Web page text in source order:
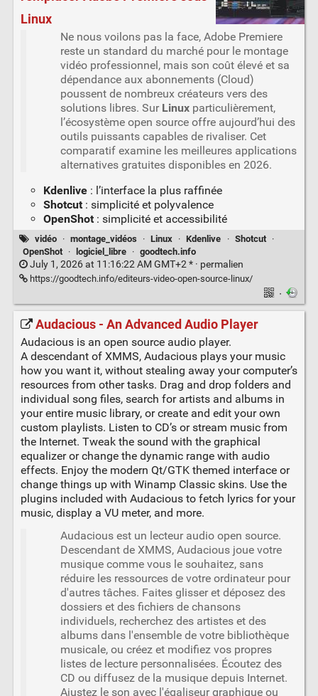
Linux
Ne nous voilons pas la face, Adobe Premiere
reste un standard du marché pour le montage
vidéo professionnel, mais son coût élevé et sa
dépendance aux abonnements (Cloud)
poussent de nombreux créateurs vers des
solutions libres. Sur Linuxparticulièrement,
l’écosystème open source offre aujourd’hui des
outils puissants capables de rivaliser. Cet
comparatif examine les meilleures applications
alternatives gratuites disponibles en 2026.
Kdenlive: l’interface la plus raffinée
Shotcut: simplicité et polyvalence
OpenShot: simplicité et accessibilité
vidéo · montage_vidéos · Linux · Kdenlive · Shotcut
·
OpenShot
· logiciel_libre · goodtech.info
July 1, 2026 at 11:16:22 AM GMT+2 * · permalien
https://goodtech.info/editeurs-video-open-source-linux/
·
Audacious - An Advanced Audio Player
Audacious is an open source audio player.
A descendant of XMMS, Audacious plays your music
how you want it, without stealing away your computer’s
resources from other tasks. Drag and drop folders and
individual song files, search for artists and albums in
your entire music library, or create and edit your own
custom playlists. Listen to CD’s or stream music from
the Internet. Tweak the sound with the graphical
equalizer or change the dynamic range with audio
effects. Enjoy the modern Qt/GTK themed interface or
change things up with Winamp Classic skins. Use the
plugins included with Audacious to fetch lyrics for your
music, display a VU meter, and more.
Audacious est un lecteur audio open source.
Descendant de XMMS, Audacious joue votre
musique comme vous le souhaitez, sans
réduire les ressources de votre ordinateur pour
d'autres tâches. Faites glisser et déposez des
dossiers et des fichiers de chansons
individuels, recherchez des artistes et des
albums dans l'ensemble de votre bibliothèque
musicale, ou créez et modifiez vos propres
listes de lecture personnalisées. Écoutez des
CD ou diffusez de la musique depuis Internet.
Ajustez le son avec l'égaliseur graphique ou